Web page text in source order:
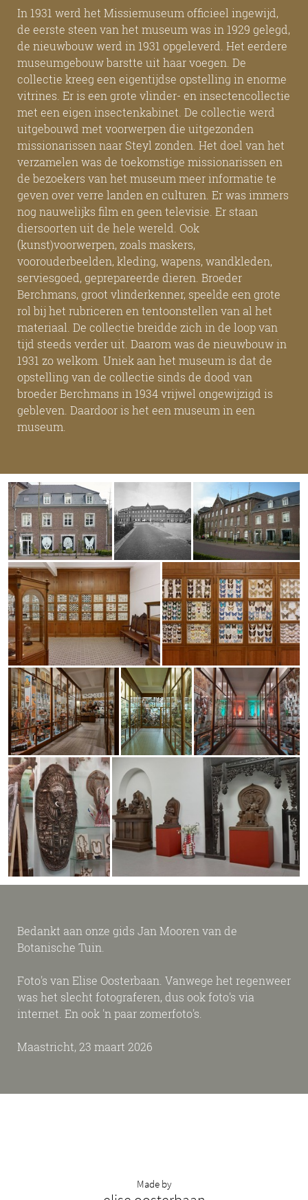
In 1931 werd het Missiemuseum officieel ingewijd,
de eerste steen van het museum was in 1929 gelegd,
de nieuwbouw werd in 1931 opgeleverd. Het eerdere
museumgebouw barstte uit haar voegen. De
collectie kreeg een eigentijdse opstelling in enorme
vitrines. Er is een grote vlinder- en insectencollectie
met een eigen insectenkabinet. De collectie werd
uitgebouwd met voorwerpen die uitgezonden
missionarissen naar Steyl zonden. Het doel van het
verzamelen was de toekomstige missionarissen en
de bezoekers van het museum meer informatie te
geven over verre landen en culturen. Er was immers
nog nauwelijks film en geen televisie. Er staan
diersoorten uit de hele wereld. Ook
(kunst)voorwerpen, zoals maskers,
voorouderbeelden, kleding, wapens, wandkleden,
serviesgoed, geprepareerde dieren. Broeder
Berchmans, groot vlinderkenner, speelde een grote
rol bij het rubriceren en tentoonstellen van al het
materiaal. De collectie breidde zich in de loop van
tijd steeds verder uit. Daarom was de nieuwbouw in
1931 zo welkom. Uniek aan het museum is dat de
opstelling van de collectie sinds de dood van
broeder Berchmans in 1934 vrijwel ongewijzigd is
gebleven. Daardoor is het een museum in een
museum.
Bedankt aan onze gids Jan Mooren van de
Botanische Tuin.
Foto's van Elise Oosterbaan. Vanwege het regenweer
was het slecht fotograferen, dus ook foto's via
internet. En ook 'n paar zomerfoto's.
Maastricht, 23 maart 2026
Made by